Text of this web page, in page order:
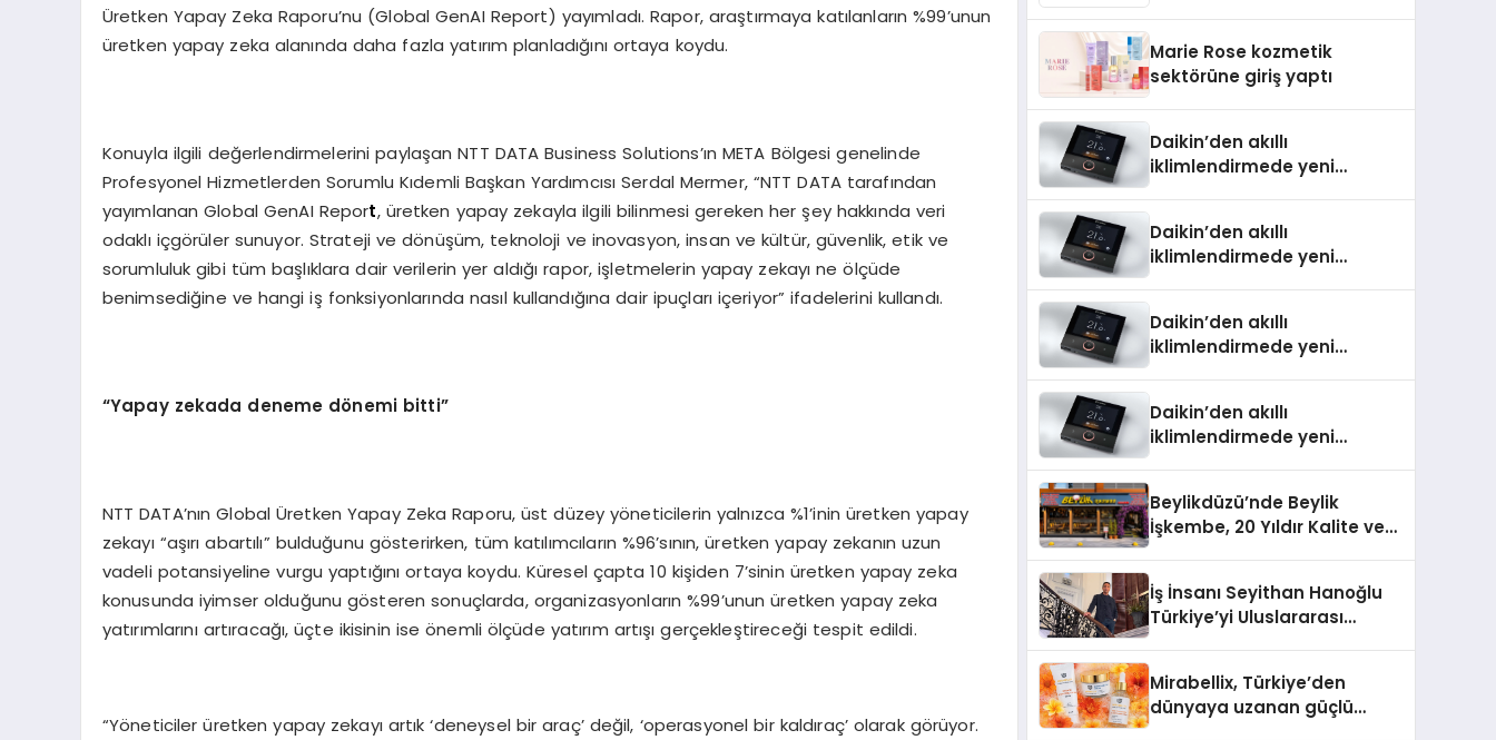
Üretken Yapay Zeka Raporu’nu (Global GenAI Report) yayımladı. Rapor, araştırmaya katılanların %99’unun
üretken yapay zeka alanında daha fazla yatırım planladığını ortaya koydu.
Konuyla ilgili değerlendirmelerini paylaşan NTT DATA Business Solutions’ın META Bölgesi genelinde
Profesyonel Hizmetlerden Sorumlu Kıdemli Başkan Yardımcısı Serdal Mermer, “NTT DATA tarafından
yayımlanan Global GenAI Report, üretken yapay zekayla ilgili bilinmesi gereken her şey hakkında veri
odaklı içgörüler sunuyor. Strateji ve dönüşüm, teknoloji ve inovasyon, insan ve kültür, güvenlik, etik ve
sorumluluk gibi tüm başlıklara dair verilerin yer aldığı rapor, işletmelerin yapay zekayı ne ölçüde
benimsediğine ve hangi iş fonksiyonlarında nasıl kullandığına dair ipuçları içeriyor” ifadelerini kullandı.
“Yapay zekada deneme dönemi bitti”
NTT DATA’nın Global Üretken Yapay Zeka Raporu, üst düzey yöneticilerin yalnızca %1’inin üretken yapay
zekayı “aşırı abartılı” bulduğunu gösterirken, tüm katılımcıların %96’sının, üretken yapay zekanın uzun
vadeli potansiyeline vurgu yaptığını ortaya koydu. Küresel çapta 10 kişiden 7’sinin üretken yapay zeka
konusunda iyimser olduğunu gösteren sonuçlarda, organizasyonların %99’unun üretken yapay zeka
yatırımlarını artıracağı, üçte ikisinin ise önemli ölçüde yatırım artışı gerçekleştireceği tespit edildi.
“Yöneticiler üretken yapay zekayı artık ‘deneysel bir araç’ değil, ‘operasyonel bir kaldıraç’ olarak görüyor.
Marie Rose kozmetik
sektörüne giriş yaptı
Daikin’den akıllı
iklimlendirmede yeni
Daikin’den akıllı
iklimlendirmede yeni
Daikin’den akıllı
iklimlendirmede yeni
Daikin’den akıllı
iklimlendirmede yeni
Beylikdüzü’nde Beylik
İşkembe, 20 Yıldır Kalite ve
İş İnsanı Seyithan Hanoğlu
Türkiye’yi Uluslararası
Mirabellix, Türkiye’den
dünyaya uzanan güçlü